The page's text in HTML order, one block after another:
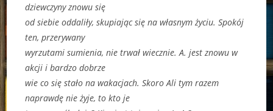
dziewczyny znowu się
od siebie oddaliły, skupiając się na własnym życiu. Spokój
ten, przerywany
wyrzutami sumienia, nie trwał wiecznie. A. jest znowu w
akcji i bardzo dobrze
wie co się stało na wakacjach. Skoro Ali tym razem
naprawdę nie żyje, to kto je